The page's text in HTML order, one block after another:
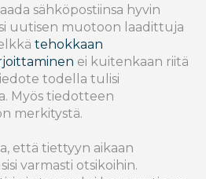
sähköpostiinsa hyvin
uutisen muotoon laadittuja
tehokkaan
ei kuitenkaan riitä
todella tulisi
Myös tiedotteen
merkitystä.
että tiettyyn aikaan
varmasti otsikoihin.